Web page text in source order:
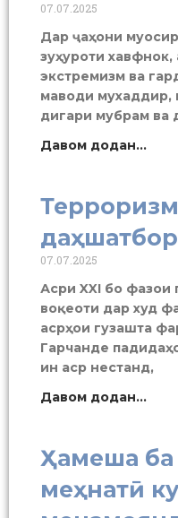
07.07.2025
Дар ҷаҳони
зуҳуроти
экстремизм ва
маводи мухаддир,
дигари мубрам ва
Давом додан...
07.07.2025
Асри XXI бо фазои
воқеоти дар худ
асрҳои гузашта
Гарчанде
ин аср нестанд,
Давом додан...
Ҳамеша
меҳнатӣ